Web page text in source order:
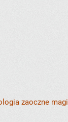
zaoczne